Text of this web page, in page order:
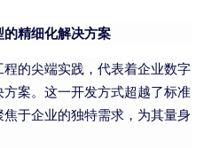
精细化解决方案
的尖端实践，代表着企业数字
案。这一开发方式超越了标准
于企业的独特需求，为其量身